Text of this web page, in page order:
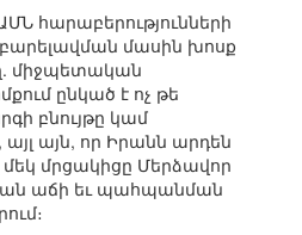
հարաբերությունների
մասին խոսք
միջպետական
ընկած է ոչ թե
բնույթը կամ
այն, որ Իրանն արդեն
մեկ մրցակիցը Մերձավոր
աճի եւ պահպանման